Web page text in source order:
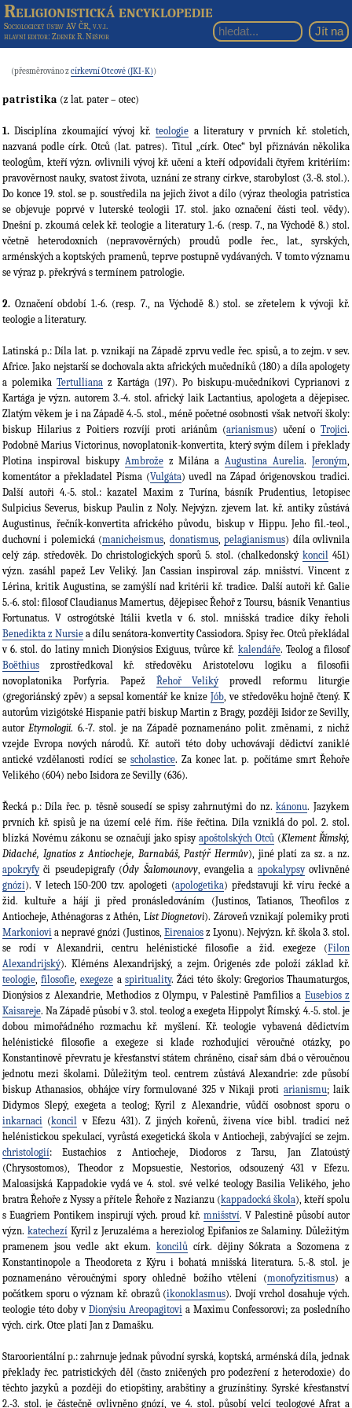
Religionistická encyklopedie
Sociologický ústav AV ČR, v.v.i.
hlavní editor: Zdeněk R. Nešpor
(přesměrováno zcírkevní Otcové (JKI-K))
patristika (z lat. pater – otec)
1. Disciplína zkoumající vývoj kř.teologie a literatury v prvních kř. stoletích,
nazvaná podle círk. Otců (lat. patres). Titul „círk. Otec“ byl přiznáván několika
teologům, kteří význ. ovlivnili vývoj kř. učení a kteří odpovídali čtyřem kritériím:
pravověrnost nauky, svatost života, uznání ze strany církve, starobylost (3.-8. stol.).
Do konce 19. stol. se p. soustředila na jejich život a dílo (výraz theologia patristica
se objevuje poprvé v luterské teologii 17. stol. jako označení části teol. vědy).
Dnešní p. zkoumá celek kř. teologie a literatury 1.-6. (resp. 7., na Východě 8.) stol.
včetně heterodoxních (nepravověrných) proudů podle řec., lat., syrských,
arménských a koptských pramenů, teprve postupně vydávaných. V tomto významu
se výraz p. překrývá s termínem patrologie.
2. Označení období 1.-6. (resp. 7., na Východě 8.) stol. se zřetelem k vývoji kř.
teologie a literatury.
Latinská p.: Díla lat. p. vznikají na Západě zprvu vedle řec. spisů, a to zejm. v sev.
Africe. Jako nejstarší se dochovala akta afrických mučedníků (180) a díla apologety
a polemika Tertulliana z Kartága (197). Po biskupu-mučedníkovi Cyprianovi z
Kartága je význ. autorem 3.-4. stol. africký laik Lactantius, apologeta a dějepisec.
Zlatým věkem je i na Západě 4.-5. stol., méně početné osobnosti však netvoří školy:
biskup Hilarius z Poitiers rozvíjí proti ariánům (arianismus) učení oTrojici.
Podobně Marius Victorinus, novoplatonik-konvertita, který svým dílem i překlady
Plotina inspiroval biskupy Ambrožez Milána aAugustina Aurelia.Jeroným,
komentátor a překladatel Písma (Vulgáta) uvedl na Západ órigenovskou tradici.
Další autoři 4.-5. stol.: kazatel Maxim z Turína, básník Prudentius, letopisec
Sulpicius Severus, biskup Paulin z Noly. Nejvýzn. zjevem lat. kř. antiky zůstává
Augustinus, řečník-konvertita afrického původu, biskup v Hippu. Jeho fil.-teol.,
duchovní i polemická (manicheismus, donatismus,pelagianismus) díla ovlivnila
celý záp. středověk. Do christologických sporů 5. stol. (chalkedonský koncil 451)
význ. zasáhl papež Lev Veliký. Jan Cassian inspiroval záp. mnišství. Vincent z
Lérina, kritik Augustina, se zamýšlí nad kritérii kř. tradice. Další autoři kř. Galie
5.-6. stol: filosof Claudianus Mamertus, dějepisec Řehoř z Toursu, básník Venantius
Fortunatus. V ostrogótské Itálii kvetla v 6. stol. mnišská tradice díky řeholi
Benedikta z Nursie a dílu senátora-konvertity Cassiodora. Spisy řec. Otců překládal
v 6. stol. do latiny mnich Dionýsios Exiguus, tvůrce kř. kalendáře. Teolog a filosof
Boëthius zprostředkoval kř. středověku Aristotelovu logiku a filosofii
novoplatonika Porfyria. Papež Řehoř Velikýprovedl reformu liturgie
(gregoriánský zpěv) a sepsal komentář ke knize Jób, ve středověku hojně čtený. K
autorům vizigótské Hispanie patří biskup Martin z Bragy, později Isidor ze Sevilly,
autorEtymologií. 6.-7. stol. je na Západě poznamenáno polit. změnami, z nichž
vzejde Evropa nových národů. Kř. autoři této doby uchovávají dědictví zaniklé
antické vzdělanosti rodící se scholastice. Za konec lat. p. počítáme smrt Řehoře
Velikého (604) nebo Isidora ze Sevilly (636).
Řecká p.: Díla řec. p. těsně sousedí se spisy zahrnutými do nz.kánonu. Jazykem
prvních kř. spisů je na území celé řím. říše řečtina. Díla vzniklá do pol. 2. stol.
blízká Novému zákonu se označují jako spisy apoštolských Otců (Klement Římský,
Didaché, Ignatios z Antiocheje, Barnabáš, Pastýř Hermův), jiné platí za sz. a nz.
apokryfyči pseudepigrafy (Ódy Šalomounovy, evangelia a apokalypsyovlivněné
gnózí). V letech 150-200 tzv. apologeti (apologetika) představují kř. víru řecké a
žid. kultuře a hájí ji před pronásledováním (Justinos, Tatianos, Theofilos z
Antiocheje, Athénagoras z Athén, List Diognetovi). Zároveň vznikají polemiky proti
Markoniovi a nepravé gnózi (Justinos, Eirenaios z Lyonu). Nejvýzn. kř. škola 3. stol.
se rodí v Alexandrii, centru helénistické filosofie a žid. exegeze (Filon
Alexandrijský). Kléméns Alexandrijský, a zejm. Órigenés zde položí základ kř.
teologie,filosofie,exegeze a spirituality. Žáci této školy: Gregorios Thaumaturgos,
Dionýsios z Alexandrie, Methodios z Olympu, v Palestině Pamfilios a Eusebios z
Kaisareje. Na Západě působí v 3. stol. teolog a exegeta Hippolyt Římský. 4.-5. stol. je
dobou mimořádného rozmachu kř. myšlení. Kř. teologie vybavená dědictvím
helénistické filosofie a exegeze si klade rozhodující věroučné otázky, po
Konstantinově převratu je křesťanství státem chráněno, císař sám dbá o věroučnou
jednotu mezi školami. Důležitým teol. centrem zůstává Alexandrie: zde působí
biskup Athanasios, obhájce víry formulované 325 v Nikaji proti arianismu; laik
Didymos Slepý, exegeta a teolog; Kyril z Alexandrie, vůdčí osobnost sporu o
inkarnaci (koncil v Efezu 431). Z jiných kořenů, živena více bibl. tradicí než
helénistickou spekulací, vyrůstá exegetická škola v Antiocheji, zabývající se zejm.
christologií: Eustachios z Antiocheje, Diodoros z Tarsu, Jan Zlatoústý
(Chrysostomos), Theodor z Mopsuestie, Nestorios, odsouzený 431 v Efezu.
Maloasijská Kappadokie vydá ve 4. stol. své velké teology Basilia Velikého, jeho
bratra Řehoře z Nyssy a přítele Řehoře z Nazianzu (kappadocká škola), kteří spolu
s Euagriem Pontikem inspirují vých. proud kř. mnišství. V Palestině působí autor
význ. katechezíKyril z Jeruzaléma a hereziolog Epifanios ze Salaminy. Důležitým
pramenem jsou vedle akt ekum. koncilůcírk. dějiny Sókrata a Sozomena z
Konstantinopole a Theodoreta z Kýru i bohatá mnišská literatura. 5.-8. stol. je
poznamenáno věroučnými spory ohledně božího vtělení (monofyzitismus) a
počátkem sporu o význam kř. obrazů (ikonoklasmus). Dvojí vrchol dosahuje vých.
teologie této doby v Dionýsiu Areopagitovi a Maximu Confessorovi; za posledního
vých. círk. Otce platí Jan z Damašku.
Staroorientální p.: zahrnuje jednak původní syrská, koptská, arménská díla, jednak
překlady řec. patristických děl (často zničených pro podezření z heterodoxie) do
těchto jazyků a později do etiopštiny, arabštiny a gruzínštiny. Syrské křesťanství
2.-3. stol. je částečně ovlivněno gnózí, ve 4. stol. působí velcí teologové Afrat a